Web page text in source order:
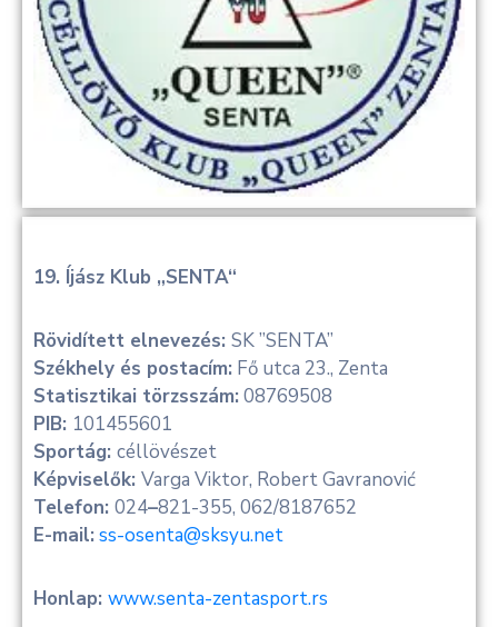
19. Íjász Klub „SENTA“
Rövidített elnevezés: SK ”SENTA”
Székhely és postacím: Fő utca 23., Zenta
Statisztikai törzsszám: 08769508
PIB: 101455601
Sportág: céllövészet
Képviselők: Varga Viktor, Robert Gavranović
Telefon: 024–821-355, 062/8187652
E-mail: ss-osenta@sksyu.net
Honlap: www.senta-zentasport.rs